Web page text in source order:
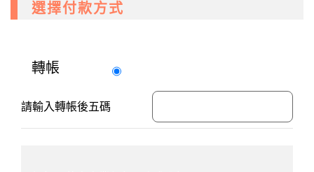
選擇付款方式
轉帳
請輸入轉帳後五碼